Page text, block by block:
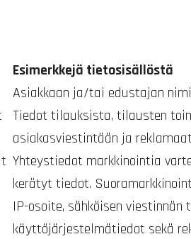
Esimerkkejä tietosisällöstä
Asiakkaan ja/tai edustajan
Tiedot tilauksista, tilausten
asiakasviestintään ja
Yhteystiedot markkinointia
kerätyt tiedot.
IP-osoite, sähköisen
käyttöjärjestelmätiedot sekä